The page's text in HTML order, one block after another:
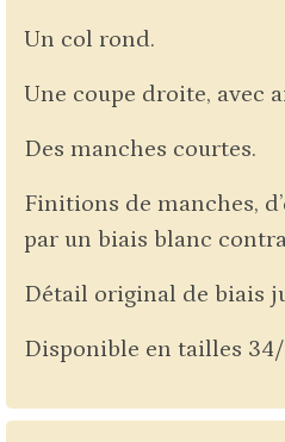
Un col rond.
Une coupe droite, avec
Des manches courtes.
Finitions de manches,
par un biais blanc
Détail original de biais
Disponible en tailles